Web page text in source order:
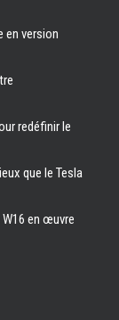
en version
redéfinir le
que le Tesla
en œuvre